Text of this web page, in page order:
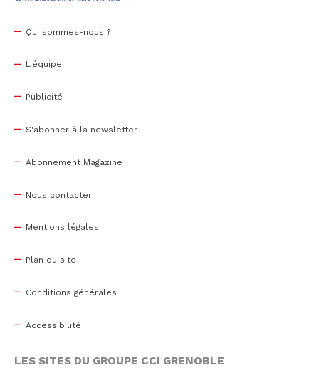
Qui sommes-nous ?
L'équipe
Publicité
S'abonner à la newsletter
Abonnement Magazine
Nous contacter
Mentions légales
Plan du site
Conditions générales
Accessibilité
LES SITES DU GROUPE CCI GRENOBLE